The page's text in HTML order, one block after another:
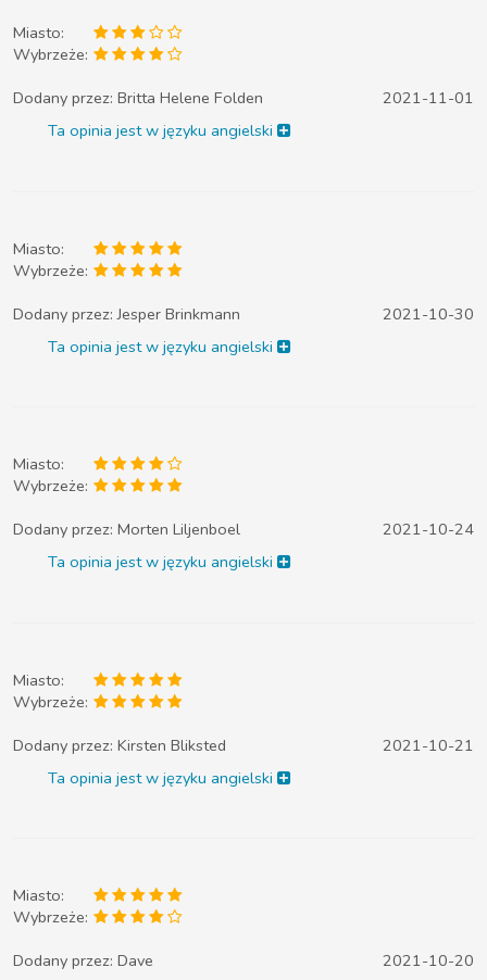
Miasto:
Wybrzeże:
Dodany przez: Britta Helene Folden
2021-11-01
Ta opinia jest w języku angielski
Miasto:
Wybrzeże:
Dodany przez:Jesper Brinkmann
2021-10-30
Ta opinia jest w języku angielski
Miasto:
Wybrzeże:
Dodany przez: Morten Liljenboel
2021-10-24
Ta opinia jest w języku angielski
Miasto:
Wybrzeże:
Dodany przez: Kirsten Bliksted
2021-10-21
Ta opinia jest w języku angielski
Miasto:
Wybrzeże:
Dodany przez: Dave
2021-10-20